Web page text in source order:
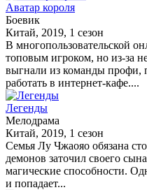
Аватар короля
Боевик
Китай, 2019, 1 сезон
В многопользовательской
топовым игроком, но из-за
выгнали из команды профи,
работать в интернет-кафе....
Легенды
Мелодрама
Китай, 2019, 1 сезон
Семья Лу Чжаояо обязана
демонов заточил своего
магические способности.
и попадает...